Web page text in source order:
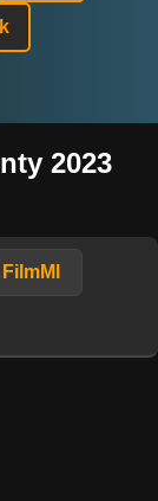
2023
FilmMl